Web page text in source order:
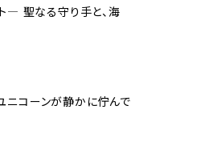
― 聖なる守り手と、海
ニコーンが静かに佇んで